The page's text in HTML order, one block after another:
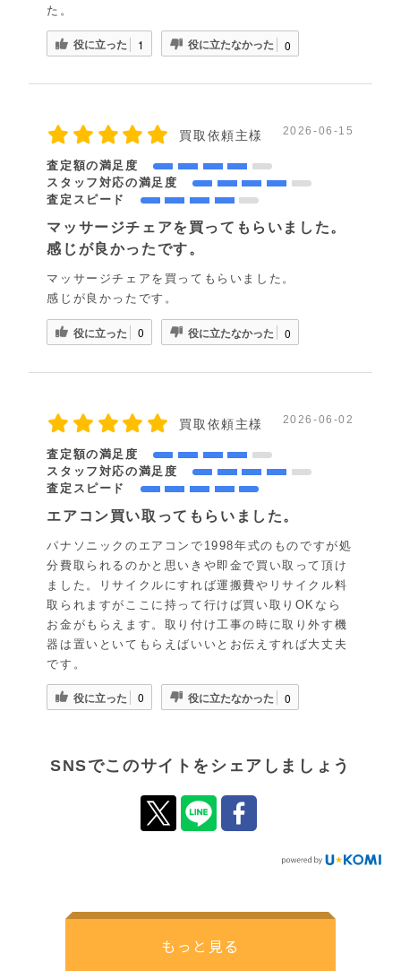
た。
役に立った 1 役に立たなかった 0
買取依頼主様 2026-06-15
査定額の満足度
スタッフ対応の満足度
査定スピード
マッサージチェアを買ってもらいました。
感じが良かったです。
マッサージチェアを買ってもらいました。
感じが良かったです。
役に立った 0 役に立たなかった 0
買取依頼主様 2026-06-02
査定額の満足度
スタッフ対応の満足度
査定スピード
エアコン買い取ってもらいました。
パナソニックのエアコンで1998年式のものですが処
分費取られるのかと思いきや即金で買い取って頂け
ました。リサイクルにすれば運搬費やリサイクル料
取られますがここに持って行けば買い取りOKなら
お金がもらえます。取り付け工事の時に取り外す機
器は置いといてもらえばいいとお伝えすれば大丈夫
です。
役に立った 0 役に立たなかった 0
SNSでこのサイトをシェアしましょう
もっと見る